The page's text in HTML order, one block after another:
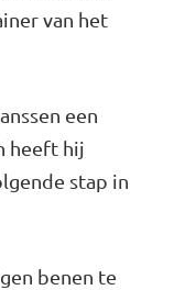
van het
een
heeft hij
stap in
benen te